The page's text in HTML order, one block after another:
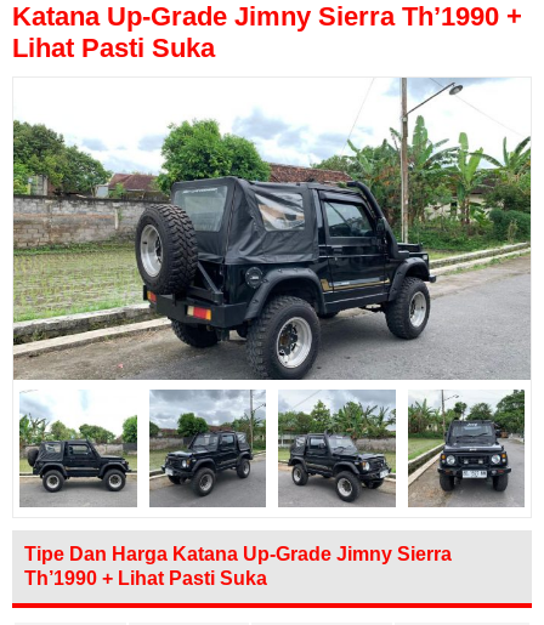
Katana Up-Grade Jimny Sierra Th’1990 +
Lihat Pasti Suka
Tipe Dan Harga Katana Up-Grade Jimny Sierra
Th’1990 + Lihat Pasti Suka